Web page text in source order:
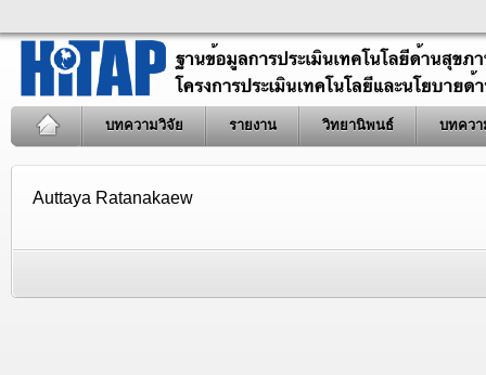
บทความวิจัย รายงาน วิทยานิพนธ์ บทควา
Auttaya Ratanakaew